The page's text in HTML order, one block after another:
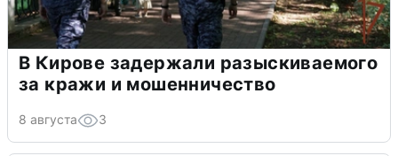
В Кирове задержали разыскиваемого
за кражи и мошенничество
8 августа 3